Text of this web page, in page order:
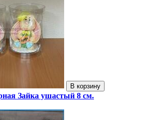
В корзину
Зайка ушастый 8 см.